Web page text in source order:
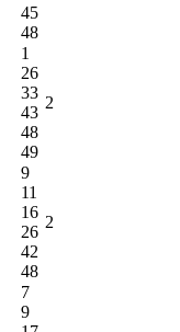
45
48
1
26
33
43
48
49
2
9
11
16
26
42
48
2
7
9